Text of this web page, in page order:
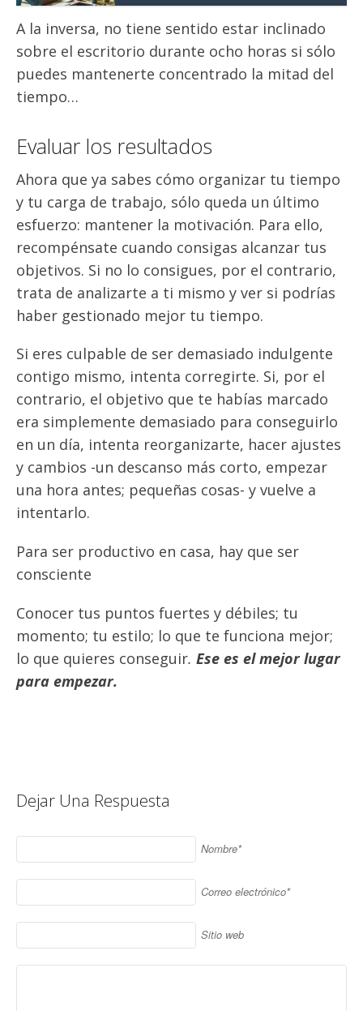
A la inversa, no tiene sentido estar inclinado
sobre el escritorio durante ocho horas si sólo
puedes mantenerte concentrado la mitad del
tiempo…
Evaluar los resultados
Ahora que ya sabes cómo organizar tu tiempo
y tu carga de trabajo, sólo queda un último
esfuerzo: mantener la motivación. Para ello,
recompénsate cuando consigas alcanzar tus
objetivos. Si no lo consigues, por el contrario,
trata de analizarte a ti mismo y ver si podrías
haber gestionado mejor tu tiempo.
Si eres culpable de ser demasiado indulgente
contigo mismo, intenta corregirte. Si, por el
contrario, el objetivo que te habías marcado
era simplemente demasiado para conseguirlo
en un día, intenta reorganizarte, hacer ajustes
y cambios -un descanso más corto, empezar
una hora antes; pequeñas cosas- y vuelve a
intentarlo.
Para ser productivo en casa, hay que ser
consciente
Conocer tus puntos fuertes y débiles; tu
momento; tu estilo; lo que te funciona mejor;
lo que quieres conseguir. Ese es el mejor lugar
para empezar.
Dejar Una Respuesta
Nombre*
Correo electrónico*
Sitio web